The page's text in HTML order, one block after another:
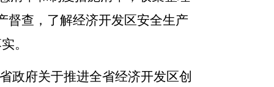
督查，了解经济开发区安全生产
。
政府关于推进全省经济开发区创